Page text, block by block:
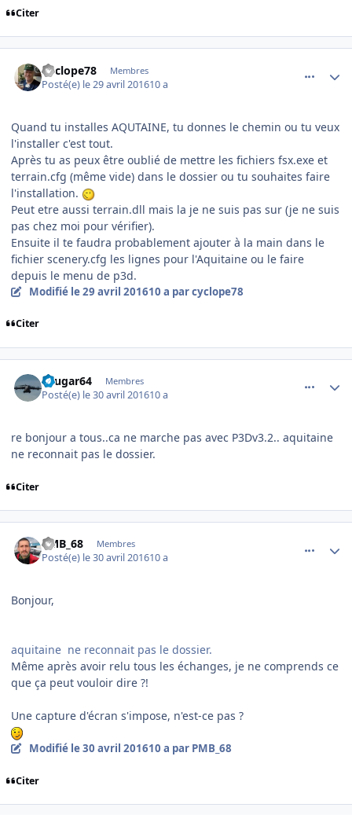
Citer
Cyclope78 Membres
Posté(e) le 29 avril 201610 a
Quand tu installes AQUTAINE, tu donnes le chemin ou tu veux
l'installer c'est tout.
Après tu as peux être oublié de mettre les fichiers fsx.exe et
terrain.cfg (même vide) dans le dossier ou tu souhaites faire
l'installation.
Peut etre aussi terrain.dll mais la je ne suis pas sur (je ne suis
pas chez moi pour vérifier).
Ensuite il te faudra probablement ajouter à la main dans le
fichier scenery.cfg les lignes pour l'Aquitaine ou le faire
depuis le menu de p3d.
Modifié le 29 avril 201610 a par cyclope78
Citer
cougar64 Membres
Posté(e) le 30 avril 201610 a
re bonjour a tous..ca ne marche pas avec P3Dv3.2.. aquitaine
ne reconnait pas le dossier.
Citer
PMB_68 Membres
Posté(e) le 30 avril 201610 a
Bonjour,
aquitaine ne reconnait pas le dossier.
Même après avoir relu tous les échanges, je ne comprends ce
que ça peut vouloir dire ?!
Une capture d'écran s'impose, n'est-ce pas ?
Modifié le 30 avril 201610 a par PMB_68
Citer